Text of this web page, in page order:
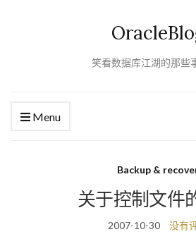
笑看数据库江湖的那些
Menu
Backup &
关于控制文件
2007-10-30 没有